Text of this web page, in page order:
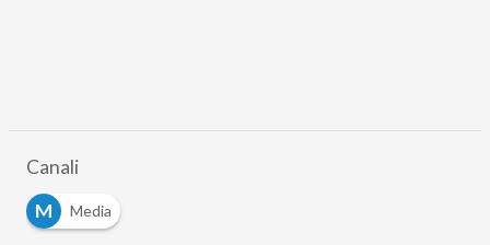
Canali
M
Media